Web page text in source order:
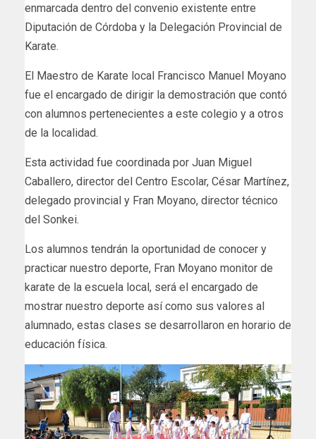
enmarcada dentro del convenio existente entre
Diputación de Córdoba y la Delegación Provincial de
Karate.
El Maestro de Karate local Francisco Manuel Moyano
fue el encargado de dirigir la demostración que contó
con alumnos pertenecientes a este colegio y a otros
de la localidad.
Esta actividad fue coordinada por Juan Miguel
Caballero, director del Centro Escolar, César Martínez,
delegado provincial y Fran Moyano, director técnico
del Sonkei.
Los alumnos tendrán la oportunidad de conocer y
practicar nuestro deporte, Fran Moyano monitor de
karate de la escuela local, será el encargado de
mostrar nuestro deporte así como sus valores al
alumnado, estas clases se desarrollaron en horario de
educación física.